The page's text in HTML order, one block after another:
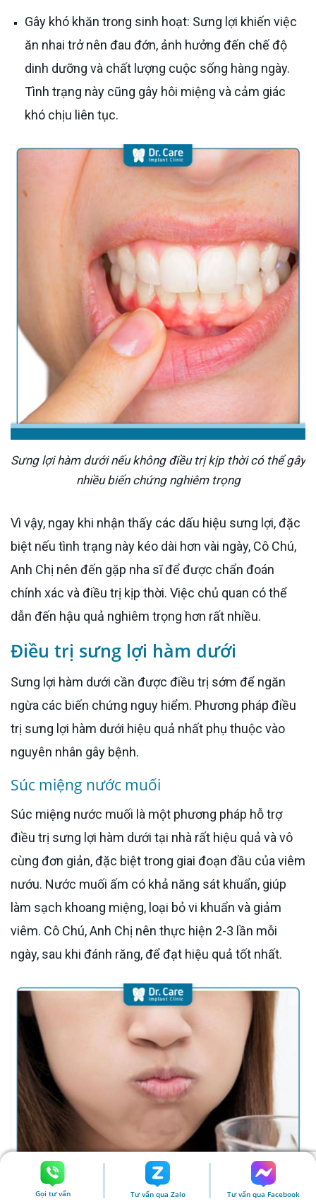
Gây khó khăn trong sinh hoạt: Sưng lợi khiến việc
ăn nhai trở nên đau đớn, ảnh hưởng đến chế độ
dinh dưỡng và chất lượng cuộc sống hàng ngày.
Tình trạng này cũng gây hôi miệng và cảm giác
khó chịu liên tục.
Sưng lợi hàm dưới nếu không điều trị kịp thời có thể gây
nhiều biến chứng nghiêm trọng
Vì vậy, ngay khi nhận thấy các dấu hiệu sưng lợi, đặc
biệt nếu tình trạng này kéo dài hơn vài ngày, Cô Chú,
Anh Chị nên đến gặp nha sĩ để được chẩn đoán
chính xác và điều trị kịp thời. Việc chủ quan có thể
dẫn đến hậu quả nghiêm trọng hơn rất nhiều.
Điều trị sưng lợi hàm dưới
Sưng lợi hàm dưới cần được điều trị sớm để ngăn
ngừa các biến chứng nguy hiểm. Phương pháp điều
trị sưng lợi hàm dưới hiệu quả nhất phụ thuộc vào
nguyên nhân gây bệnh.
Súc miệng nước muối
Súc miệng nước muối là một phương pháp hỗ trợ
điều trị sưng lợi hàm dưới tại nhà rất hiệu quả và vô
cùng đơn giản, đặc biệt trong giai đoạn đầu của viêm
nướu. Nước muối ấm có khả năng sát khuẩn, giúp
làm sạch khoang miệng, loại bỏ vi khuẩn và giảm
viêm. Cô Chú, Anh Chị nên thực hiện 2-3 lần mỗi
ngày, sau khi đánh răng, để đạt hiệu quả tốt nhất.
Gọi tư vấn Tư vấn qua Zalo Tư vấn qua Facebook